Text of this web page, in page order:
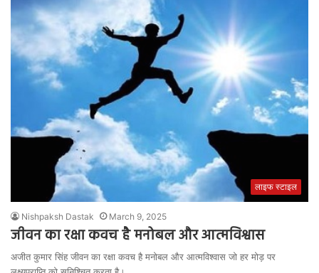
लाइफ स्टाइल
Nishpaksh Dastak March 9, 2025
जीवन का रक्षा कवच है मनोबल और आत्मविश्वास
अजीत कुमार सिंह जीवन का रक्षा कवच है मनोबल और आत्मविश्वास जो हर मोड़ पर